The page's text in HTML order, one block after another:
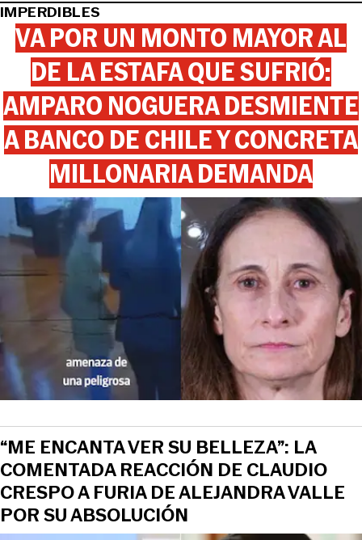
IMPERDIBLES
VA POR UN MONTO MAYOR AL
DE LA ESTAFA QUE SUFRIÓ:
AMPARO NOGUERA DESMIENTE
A BANCO DE CHILE Y CONCRETA
MILLONARIA DEMANDA
“ME ENCANTA VER SU BELLEZA”: LA
COMENTADA REACCIÓN DE CLAUDIO
CRESPO A FURIA DE ALEJANDRA VALLE
POR SU ABSOLUCIÓN